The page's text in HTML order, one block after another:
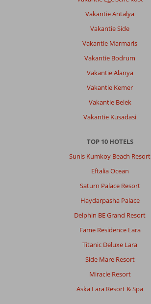
Vakantie Antalya
Vakantie Side
Vakantie Marmaris
Vakantie Bodrum
Vakantie Alanya
Vakantie Kemer
Vakantie Belek
Vakantie Kusadasi
TOP 10 HOTELS
Sunis Kumkoy Beach Resort
Eftalia Ocean
Saturn Palace Resort
Haydarpasha Palace
Delphin BE Grand Resort
Fame Residence Lara
Titanic Deluxe Lara
Side Mare Resort
Miracle Resort
Aska Lara Resort & Spa